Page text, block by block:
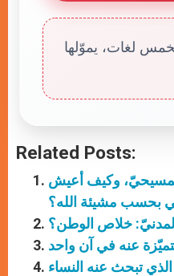
لغات، يموّلها
Related Posts:
وكيف أعيش
بحسب مشيئة الله؟
خلاص الوطن؟
عنه في آن واحد
تبحث عنه النساء